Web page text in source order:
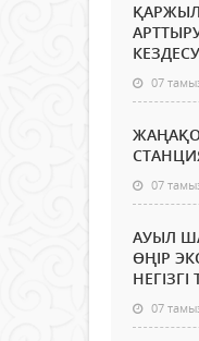
07
07
АУЫЛ
ӨҢІР
НЕГІЗГІ
07